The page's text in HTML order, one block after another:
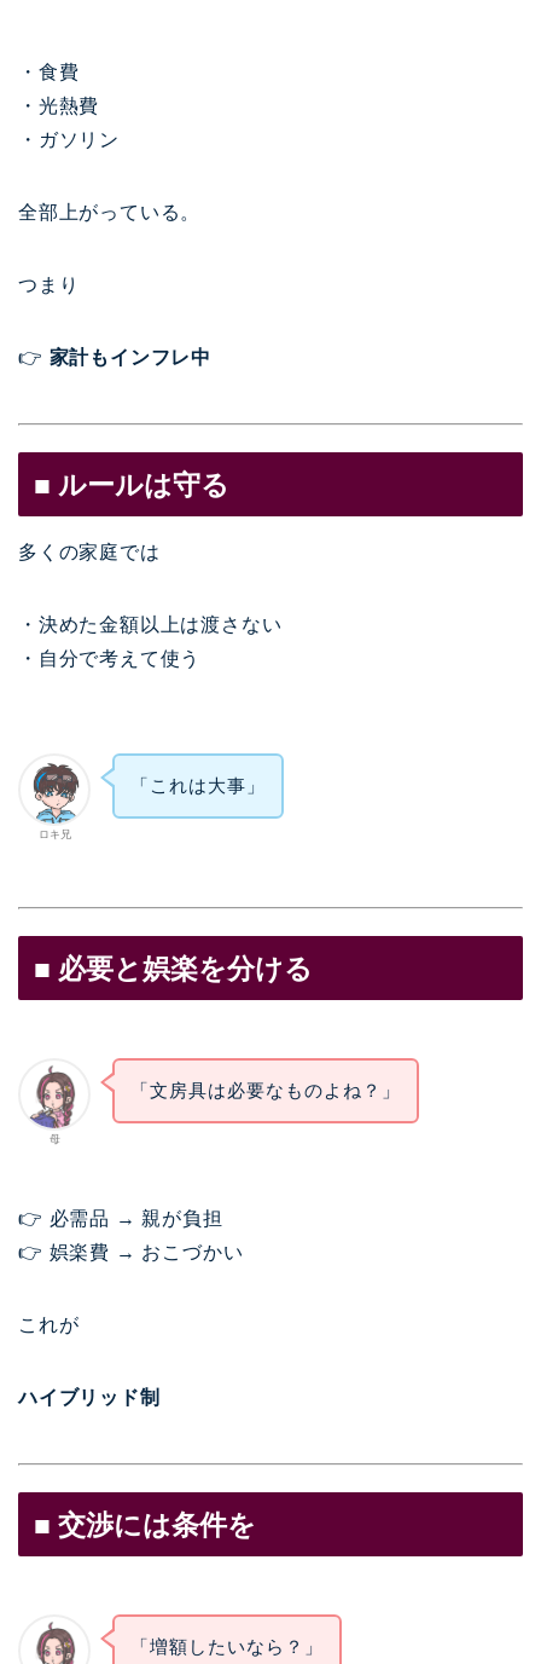
・食費
・光熱費
・ガソリン
全部上がっている。
つまり
👉 家計もインフレ中
■ ルールは守る
多くの家庭では
・決めた金額以上は渡さない
・自分で考えて使う
ロキ兄
「これは大事」
■ 必要と娯楽を分ける
母
「文房具は必要なものよね？」
👉 必需品 → 親が負担
👉 娯楽費 → おこづかい
これが
ハイブリッド制
■ 交渉には条件を
「増額したいなら？」